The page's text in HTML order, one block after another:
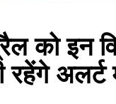
को इन
रहेंगे अलर्ट